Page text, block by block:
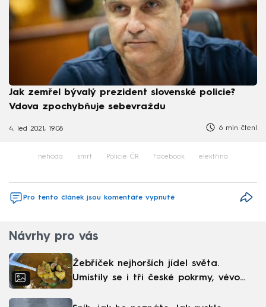
Jak zemřel bývalý prezident slovenské policie?
Vdova zpochybňuje sebevraždu
4. led 2021, 19:08 6 min čtení
nehoda smrt Policie ČR Facebook elektřina
Pro tento článek jsou komentáře vypnuté
Návrhy pro vás
Žebříček nejhorších jídel světa.
Umístily se i tři české pokrmy, vévodí